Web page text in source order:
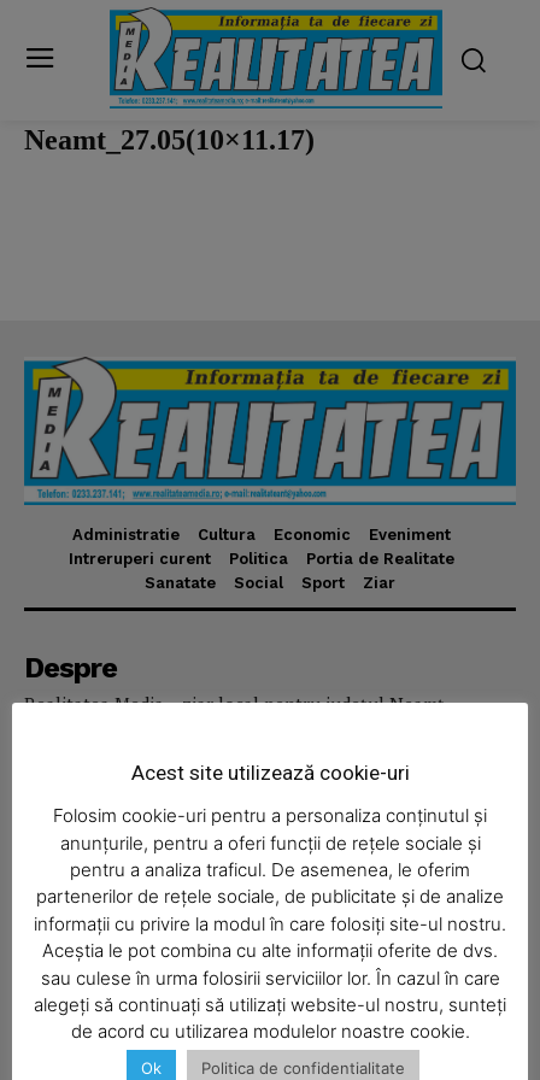
News Week
SUBSCRIBE NOW
Neamt_27.05(10×11.17)
Administratie Cultura Economic
Eveniment
Intreruperi curent
Politica
Portia de Realitate
Sanatate
Social Sport Ziar
Despre
Realitatea Media – ziar local pentru județul Neamț,
Economic
Acasă
Economic
Politica
Acest site utilizează cookie-uri
Folosim cookie-uri pentru a personaliza conținutul și
anunțurile, pentru a oferi funcții de rețele sociale și
pentru a analiza traficul. De asemenea, le oferim
partenerilor de rețele sociale, de publicitate și de analize
informații cu privire la modul în care folosiți site-ul nostru.
Aceștia le pot combina cu alte informații oferite de dvs.
sau culese în urma folosirii serviciilor lor. În cazul în care
alegeți să continuați să utilizați website-ul nostru, sunteți
de acord cu utilizarea modulelor noastre cookie.
Ok Politica de confidentialitate